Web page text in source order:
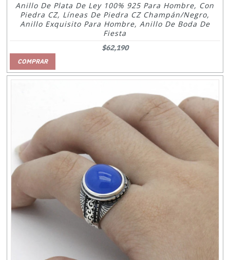
Anillo De Plata De Ley 100% 925 Para Hombre, Con
Piedra CZ, Líneas De Piedra CZ Champán/Negro,
Anillo Exquisito Para Hombre, Anillo De Boda De
Fiesta
$62,190
COMPRAR